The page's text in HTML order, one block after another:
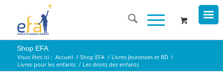
Shop EFA
Vous êtes ici : Accueil / Shop EFA / Livres Jeunesses et BD /
Livres pour les enfants / Les droits des enfants